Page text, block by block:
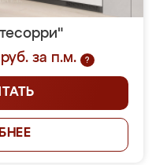
за п.м.
?